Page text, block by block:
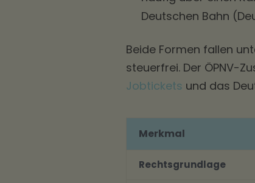
Deutschen Bahn
Beide Formen fallen
steuerfrei. Der ÖPNV-
Jobtickets und das
Merkmal
Rechtsgrundlage